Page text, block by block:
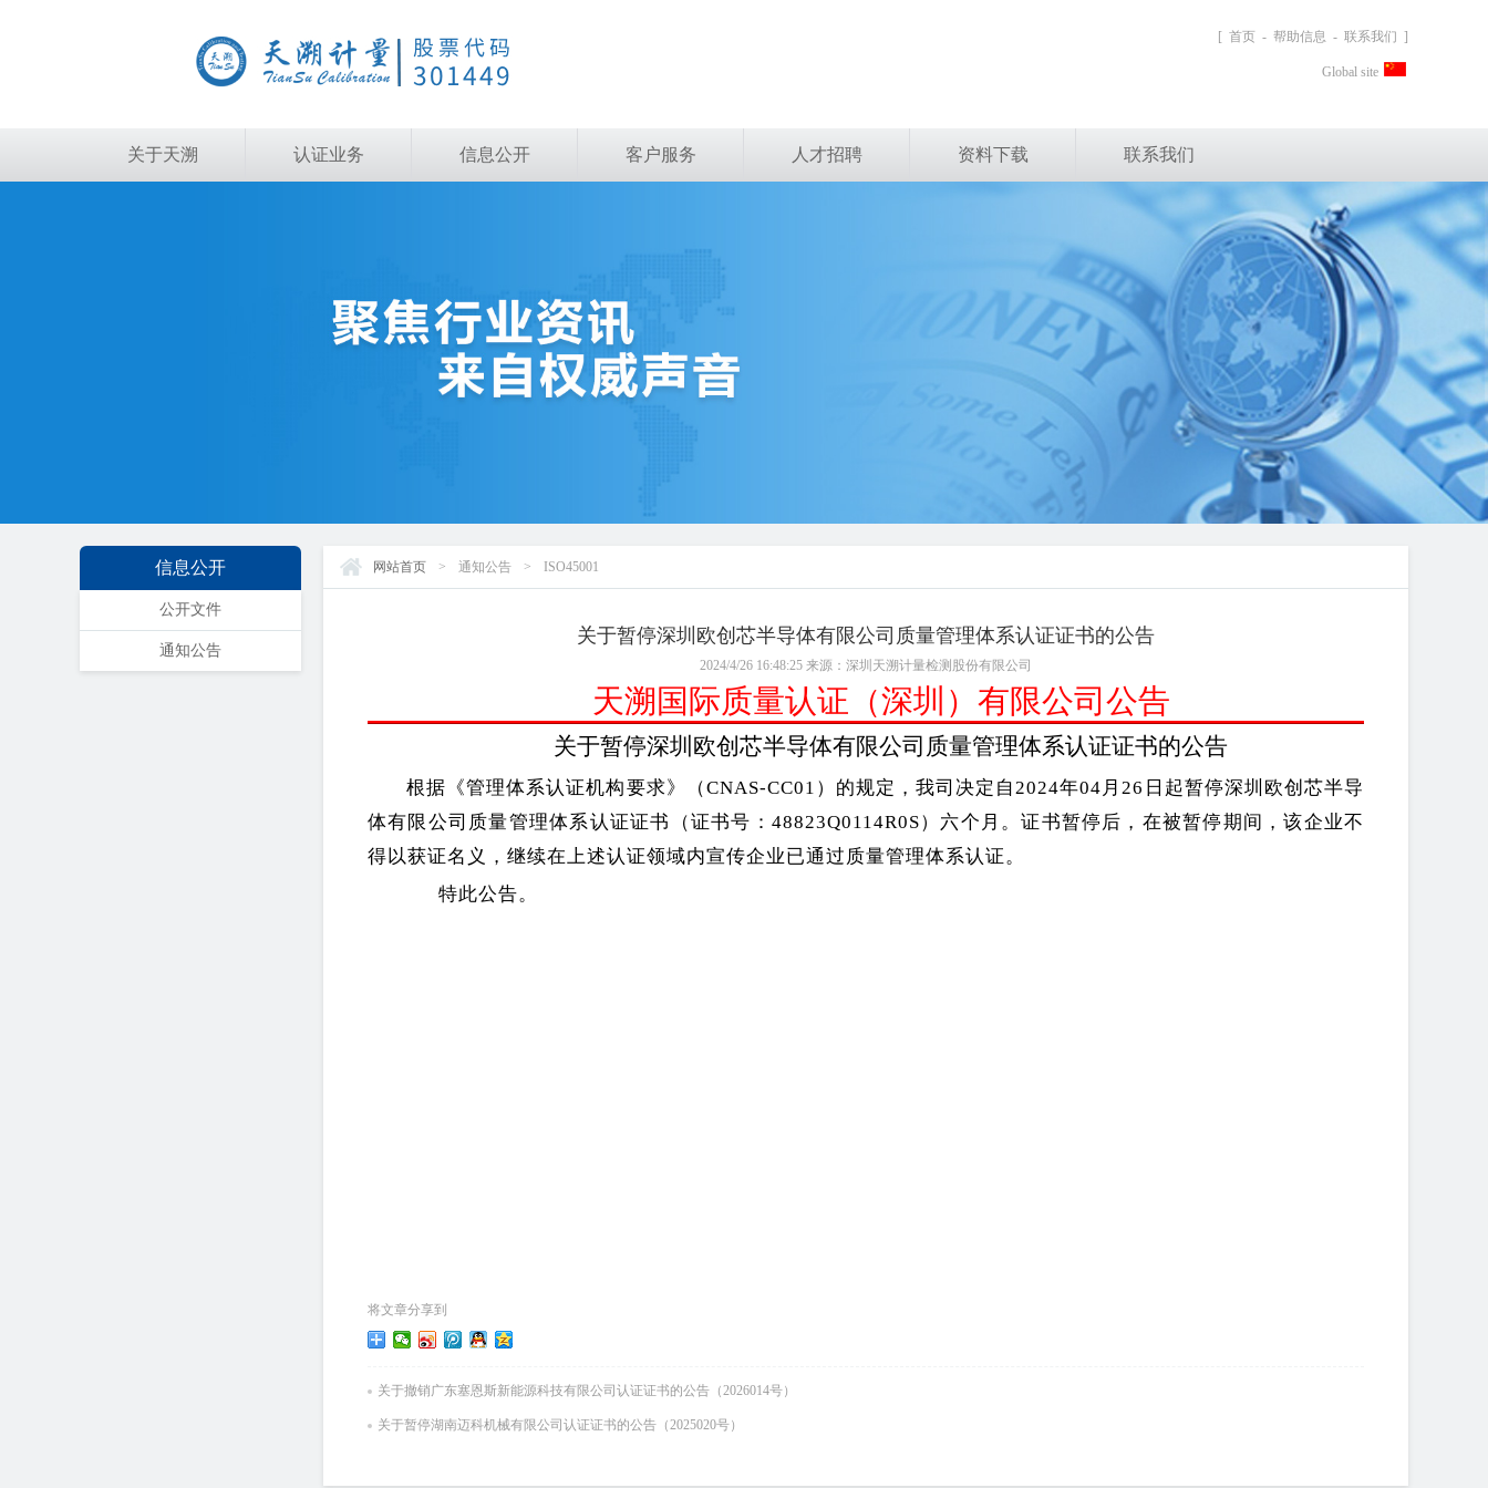
[ 首页 - 帮助信息 - 联系我们 ]
Global site
关于天溯 认证业务 信息公开 客户服务 人才招聘 资料下载 联系我们
信息公开
公开文件
通知公告
网站首页 > 通知公告 > ISO45001
关于暂停深圳欧创芯半导体有限公司质量管理体系认证证书的公告
2024/4/26 16:48:25 来源：深圳天溯计量检测股份有限公司
天溯国际质量认证（深圳）有限公司公告
关于暂停深圳欧创芯半导体有限公司 质量管理体系认证证书的公告
根据《管理体系认证机构要求》（CNAS-CC01 ）的规定，我司 决定自 2024年04月26日起暂停深圳欧创芯半导
体有限公司 质量管理体系认证证书 （证书号 ： 48823Q0114R0S） 六个月。证书暂停后 ， 在被暂停期间，该企业不
得以获证名义，继续在上述认证领域内宣传企业已通过 质量管理体系认证 。
特此公告。
将文章分享到
关于撤销广东塞恩斯新能源科技有限公司认证证书的公告（2026014号）
关于暂停湖南迈科机械有限公司认证证书的公告​（2025020号）